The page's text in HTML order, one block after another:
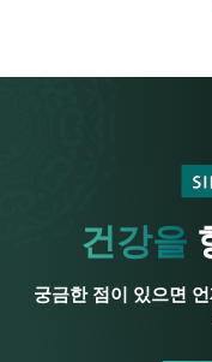
건강을
궁금한 점이 있으면